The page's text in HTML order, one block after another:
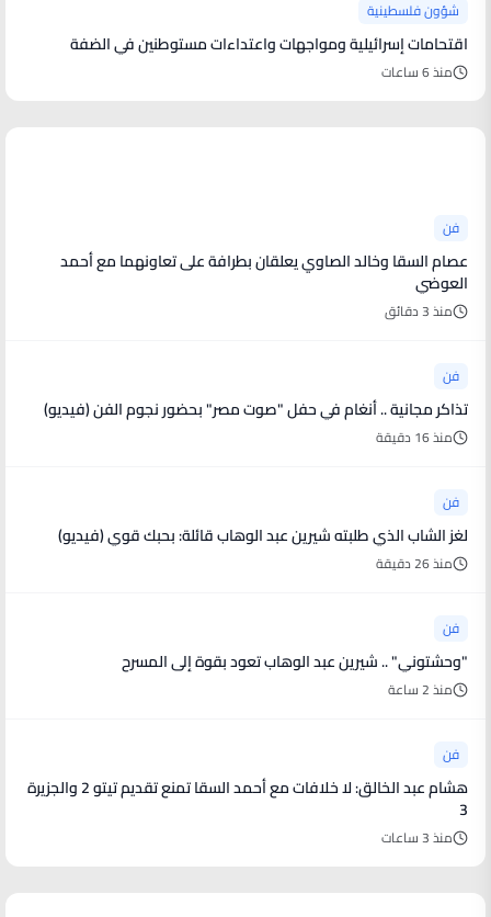
شؤون فلسطينية
اقتحامات إسرائيلية ومواجهات واعتداءات مستوطنين في الضفة
منذ 6 ساعات
فن
عصام السقا وخالد الصاوي يعلقان بطرافة على تعاونهما مع أحمد
العوضي
منذ 3 دقائق
فن
تذاكر مجانية .. أنغام في حفل "صوت مصر" بحضور نجوم الفن (فيديو)
منذ 16 دقيقة
فن
لغز الشاب الذي طلبته شيرين عبد الوهاب قائلة: بحبك قوي (فيديو)
منذ 26 دقيقة
فن
"وحشتوني" .. شيرين عبد الوهاب تعود بقوة إلى المسرح
منذ 2 ساعة
فن
هشام عبد الخالق: لا خلافات مع أحمد السقا تمنع تقديم تيتو 2 والجزيرة
3
منذ 3 ساعات